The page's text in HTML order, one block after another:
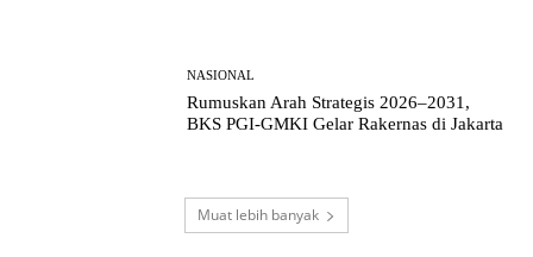
NASIONAL
Rumuskan Arah Strategis 2026–2031,
BKS PGI-GMKI Gelar Rakernas di Jakarta
Muat lebih banyak